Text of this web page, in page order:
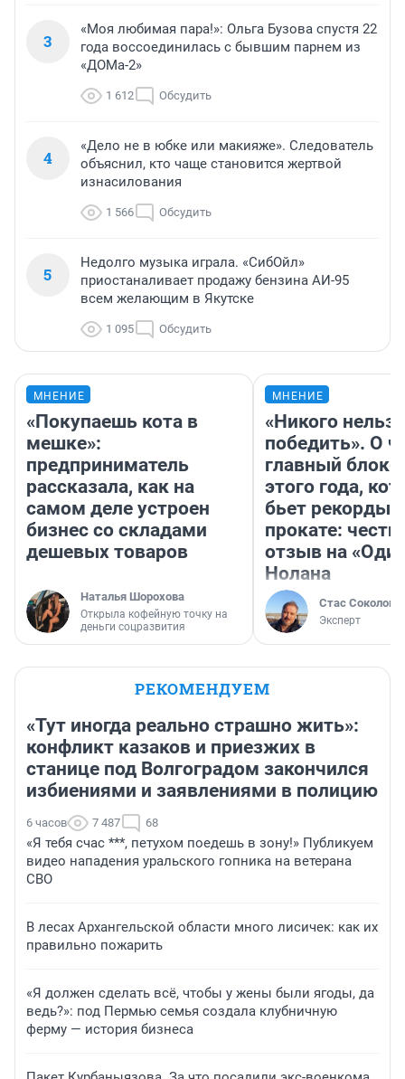
3
«Моя любимая пара!»: Ольга Бузова спустя 22
года воссоединилась с бывшим парнем из
«ДОМа-2»
1 612 Обсудить
4
«Дело не в юбке или макияже». Следователь
объяснил, кто чаще становится жертвой
изнасилования
1 566 Обсудить
5
Недолго музыка играла. «СибОйл»
приостаналивает продажу бензина АИ-95
всем желающим в Якутске
1 095 Обсудить
МНЕНИЕ
«Покупаешь кота в
мешке»:
предприниматель
рассказала, как на
самом деле устроен
бизнес со складами
дешевых товаров
Наталья Шорохова
Открыла кофейную точку на
деньги соцразвития
МНЕНИЕ
«Никого нельзя
победить». О
главный
этого года,
бьет рекорды в
прокате:
отзыв на
Нолана
Стас Соколов
Эксперт
РЕКОМЕНДУЕМ
«Тут иногда реально страшно жить»:
конфликт казаков и приезжих в
станице под Волгоградом закончился
избиениями и заявлениями в полицию
6 часов 7 487 68
«Я тебя счас ***, петухом поедешь в зону!» Публикуем
видео нападения уральского гопника на ветерана
СВО
В лесах Архангельской области много лисичек: как их
правильно пожарить
«Я должен сделать всё, чтобы у жены были ягоды, да
ведь?»: под Пермью семья создала клубничную
ферму — история бизнеса